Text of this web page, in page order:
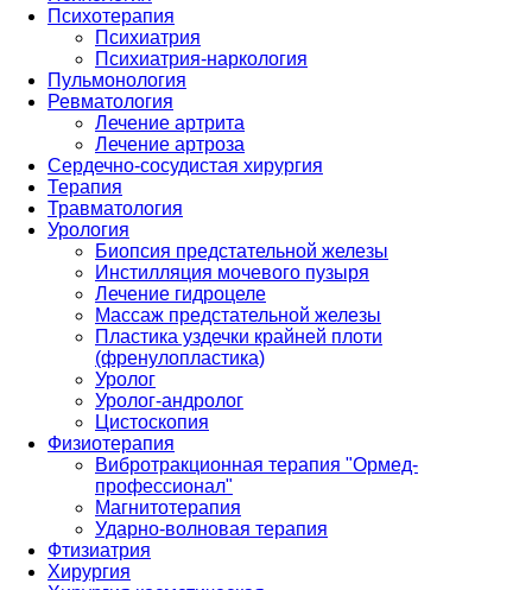
Психотерапия
Психиатрия
Психиатрия-наркология
Пульмонология
Ревматология
Лечение артрита
Лечение артроза
Сердечно-сосудистая хирургия
Терапия
Травматология
Урология
Биопсия предстательной железы
Инстилляция мочевого пузыря
Лечение гидроцеле
Массаж предстательной железы
Пластика уздечки крайней плоти
(френулопластика)
Уролог
Уролог-андролог
Цистоскопия
Физиотерапия
Вибротракционная терапия "Ормед-
профессионал"
Магнитотерапия
Ударно-волновая терапия
Фтизиатрия
Хирургия